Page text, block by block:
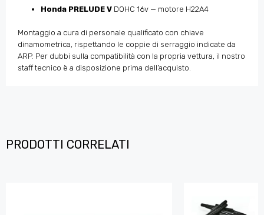
Honda PRELUDE V DOHC 16v — motore H22A4
Montaggio a cura di personale qualificato con chiave
dinamometrica, rispettando le coppie di serraggio indicate da
ARP. Per dubbi sulla compatibilità con la propria vettura, il nostro
staff tecnico è a disposizione prima dell’acquisto.
PRODOTTI CORRELATI